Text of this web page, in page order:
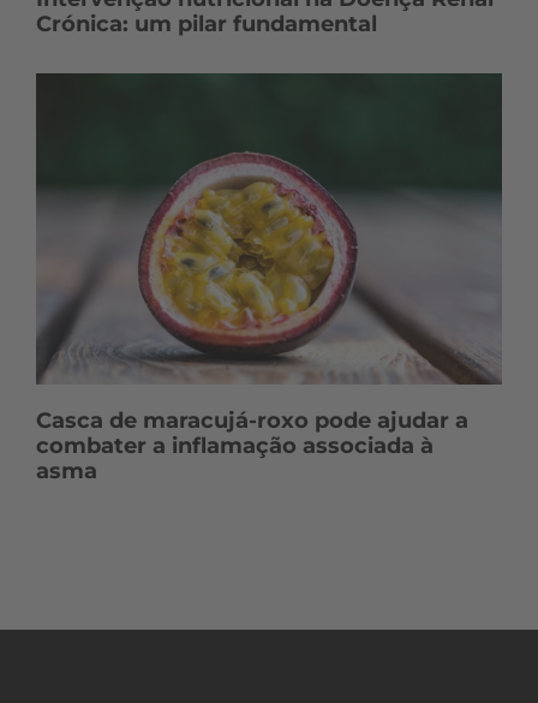
Crónica: um pilar fundamental
Casca de maracujá-roxo pode ajudar a
combater a inflamação associada à
asma